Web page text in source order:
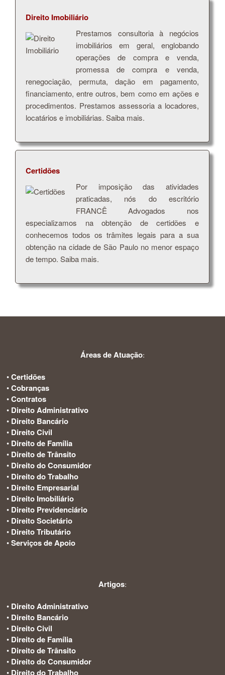
Direito Imobiliário
Prestamos consultoria à negócios
imobiliários em geral, englobando
operações de compra e venda,
promessa de compra e venda,
renegociação, permuta, dação em pagamento,
financiamento, entre outros, bem como em ações e
procedimentos. Prestamos assessoria a locadores,
locatários e imobiliárias. Saiba mais.
Certidões
​Por imposição das atividades
praticadas, nós do escritório
FRANCÊ Advogados nos
especializamos na obtenção de certidões e
conhecemos todos os trâmites legais para a sua
obtenção na cidade de São Paulo no menor espaço
de tempo. Saiba mais.
Áreas de Atuação:
•Certidões
•Cobranças
•Contratos
• Direito Administrativo
• Direito Bancário
• Direito Civil
• Direito de Família
• Direito de Trânsito
• Direito do Consumidor
• Direito do Trabalho
• Direito Empresarial
• Direito Imobiliário
• Direito Previdenciário
• Direito Societário
• Direito Tributário
•Serviços de Apoio
Artigos:
• Direito Administrativo
• Direito Bancário
• Direito Civil
• Direito de Família
• Direito de Trânsito
• Direito do Consumidor
• Direito do Trabalho